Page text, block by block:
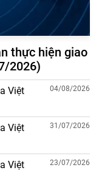
thực hiện giao
2026)
Việt
04/08/2026
Việt
31/07/2026
Việt
23/07/2026